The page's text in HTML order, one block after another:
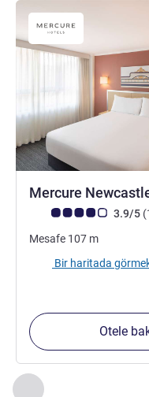
Önceki -
Sayfa ,
Mercure
Avis müşterileri puanı
3.9/5
Mesafe 107 m
Bir haritada
Otele